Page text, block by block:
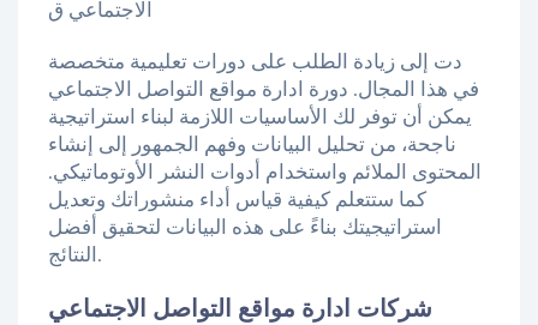
الاجتماعي ق
دت إلى زيادة الطلب على دورات تعليمية متخصصة
في هذا المجال. دورة ادارة مواقع التواصل الاجتماعي
يمكن أن توفر لك الأساسيات اللازمة لبناء استراتيجية
ناجحة، من تحليل البيانات وفهم الجمهور إلى إنشاء
المحتوى الملائم واستخدام أدوات النشر الأوتوماتيكي.
كما ستتعلم كيفية قياس أداء منشوراتك وتعديل
استراتيجيتك بناءً على هذه البيانات لتحقيق أفضل
النتائج.
شركات ادارة مواقع التواصل الاجتماعي